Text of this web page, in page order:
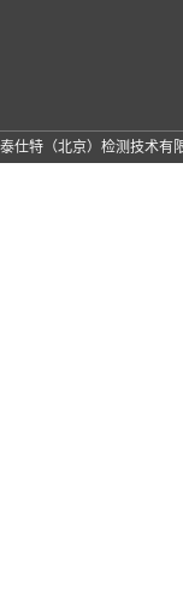
泰仕特（北京）检测技术有